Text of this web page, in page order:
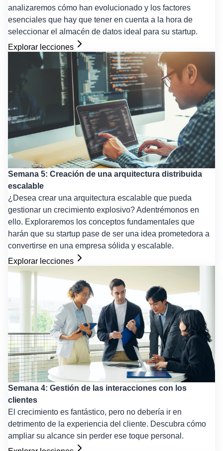
analizaremos cómo han evolucionado y los factores
esenciales que hay que tener en cuenta a la hora de
seleccionar el almacén de datos ideal para su startup.
Explorar lecciones
Semana 5: Creación de una arquitectura distribuida
escalable
¿Desea crear una arquitectura escalable que pueda
gestionar un crecimiento explosivo? Adentrémonos en
ello. Exploraremos los conceptos fundamentales que
harán que su startup pase de ser una idea prometedora a
convertirse en una empresa sólida y escalable.
Explorar lecciones
Semana 4: Gestión de las interacciones con los
clientes
El crecimiento es fantástico, pero no debería ir en
detrimento de la experiencia del cliente. Descubra cómo
ampliar su alcance sin perder ese toque personal.